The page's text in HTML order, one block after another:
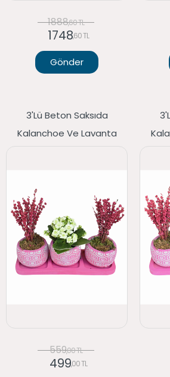
1888,60 TL
1748,60 TL
Gönder
3'lü Beton Saksıda
Kalanchoe Ve Lavanta
559,00 TL
499,00 TL